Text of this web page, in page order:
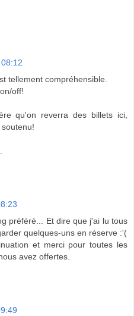
tellement compréhensible.
off!
qu'on reverra des billets ici,
préféré... Et dire que j'ai lu tous
quelques-uns en réserve :'(
et merci pour toutes les
avez offertes.